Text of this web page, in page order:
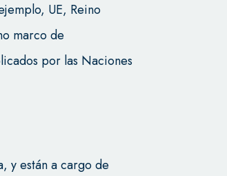
UE, Reino
marco de
por las Naciones
y están a cargo de